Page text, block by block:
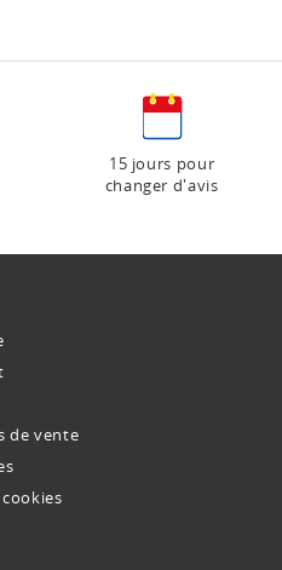
15 jours pour
changer d'avis
de vente